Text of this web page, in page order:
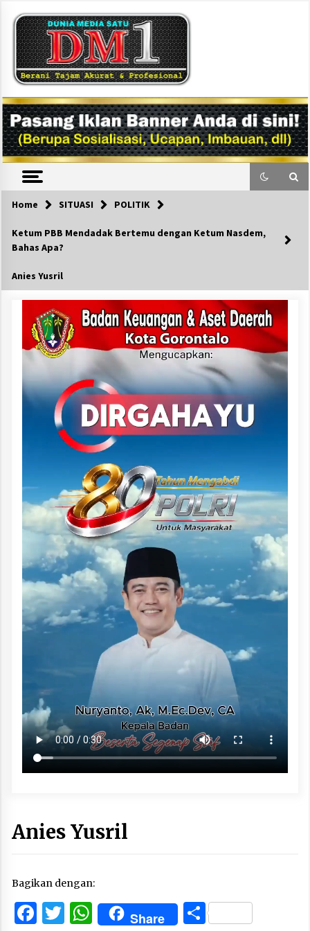
content
DM1
Home SITUASI POLITIK
Ketum PBB Mendadak Bertemu dengan Ketum Nasdem,
Bahas Apa?
Anies Yusril
Anies Yusril
Bagikan dengan:
Facebook
Twitter
WhatsApp
Share Share